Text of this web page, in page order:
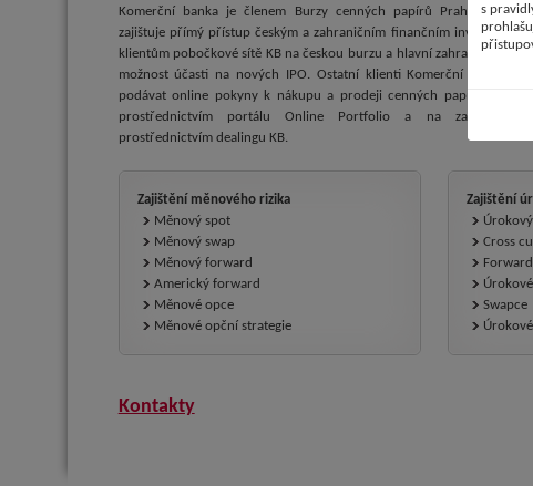
Komerční banka je členem Burzy cenných papírů Praha.
zajištuje přímý přístup českým a zahraničním finančním investorům
klientům pobočkové sítě KB na českou burzu a hlavní zahraniční trhy,
možnost účasti na nových IPO. Ostatní klienti Komerční banky mají
podávat online pokyny k nákupu a prodeji cenných papírů na
prostřednictvím portálu Online Portfolio a na
prostřednictvím dealingu KB.
Zajištění měnového rizika
Měnový spot
Měnový swap
Měnový forward
Americký forward
Měnové opce
Měnové opční strategie
Zajištění
Cross
Swapce
Kontakty
s